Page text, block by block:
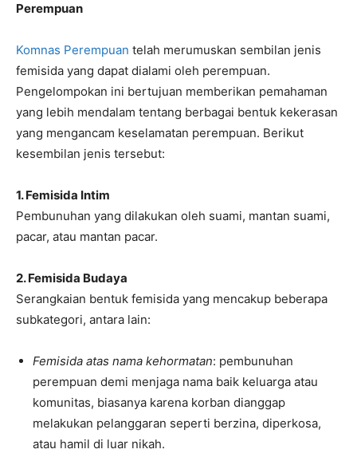
Perempuan
Komnas Perempuan telah merumuskan sembilan jenis
femisida yang dapat dialami oleh perempuan.
Pengelompokan ini bertujuan memberikan pemahaman
yang lebih mendalam tentang berbagai bentuk kekerasan
yang mengancam keselamatan perempuan. Berikut
kesembilan jenis tersebut:
1. Femisida Intim
Pembunuhan yang dilakukan oleh suami, mantan suami,
pacar, atau mantan pacar.
2. Femisida Budaya
Serangkaian bentuk femisida yang mencakup beberapa
subkategori, antara lain:
Femisida atas nama kehormatan: pembunuhan
perempuan demi menjaga nama baik keluarga atau
komunitas, biasanya karena korban dianggap
melakukan pelanggaran seperti berzina, diperkosa,
atau hamil di luar nikah.